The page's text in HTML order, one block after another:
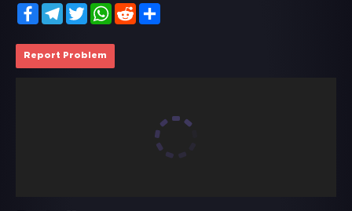
FacebookTelegramTwitterWhatsApp
Reddit
Report Problem